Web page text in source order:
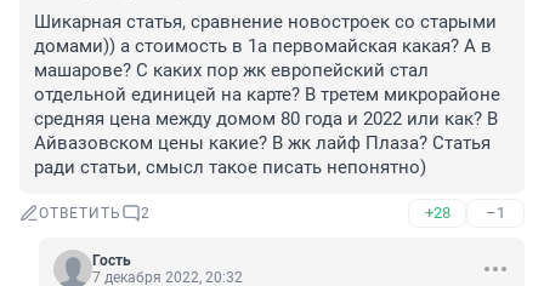
Шикарная статья, сравнение новостроек со старыми
домами)) а стоимость в 1а первомайская какая? А в
машарове? С каких пор жк европейский стал
отдельной единицей на карте? В третем микрорайоне
средняя цена между домом 80 года и 2022 или как? В
Айвазовском цены какие? В жк лайф Плаза? Статья
ради статьи, смысл такое писать непонятно)
ОТВЕТИТЬ 2 +28 –1
Гость
7 декабря 2022, 20:32